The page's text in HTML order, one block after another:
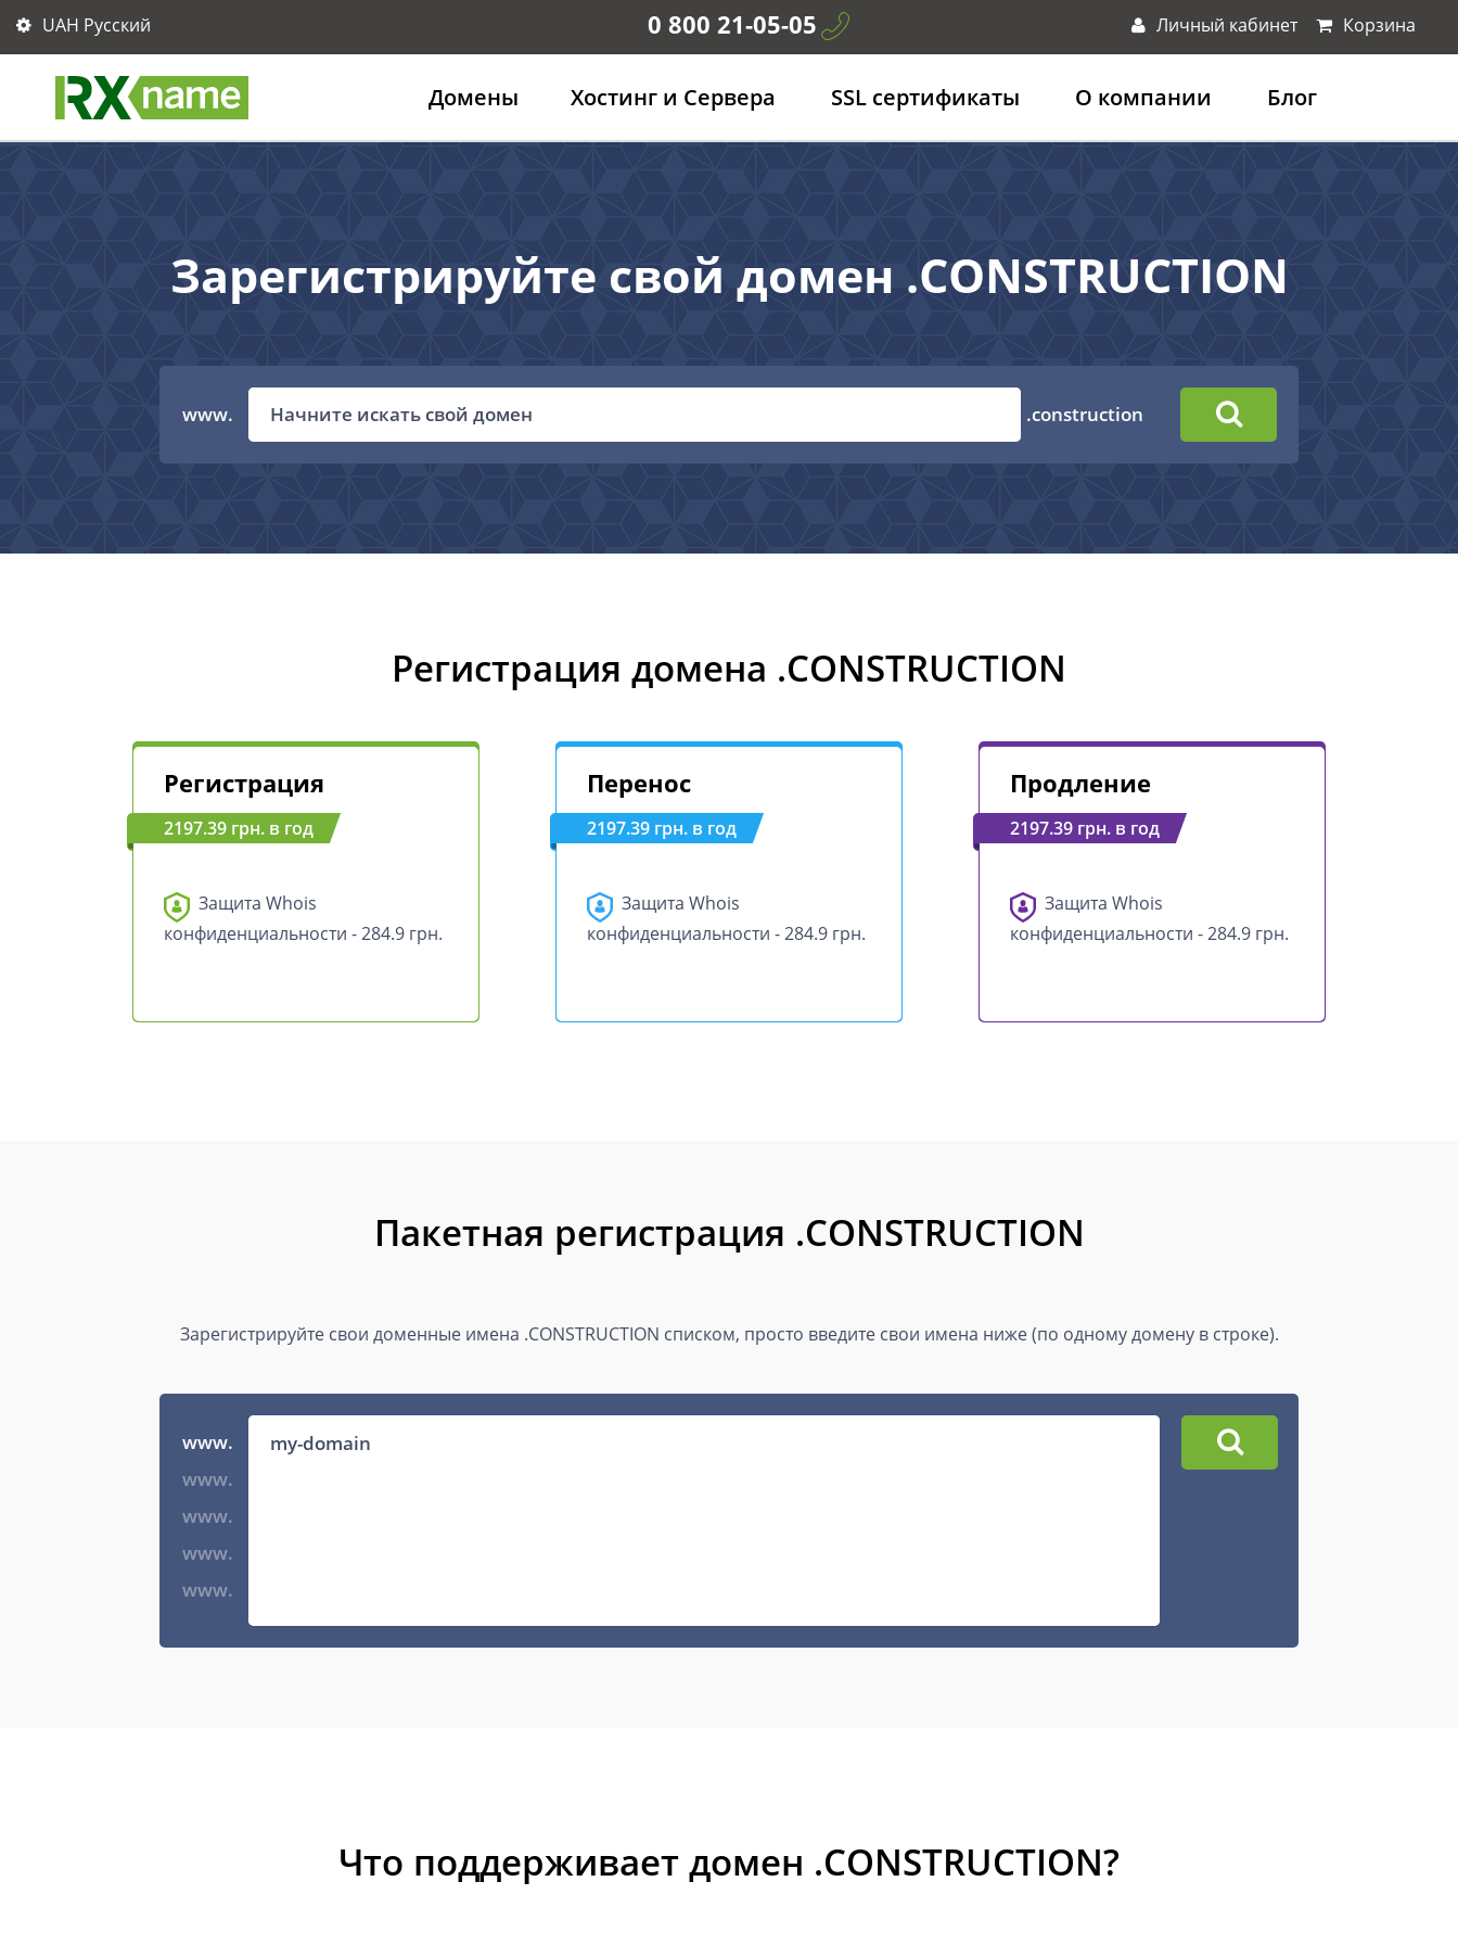
UAH Русский 0 800 21-05-05 Личный кабинет Корзина
Домены Хостинг и Сервера SSL сертификаты О компании Блог
Зарегистрируйте свой домен .CONSTRUCTION
www. .construction
Регистрация домена .CONSTRUCTION
Регистрация
2197.39 грн. в год
Защита Whois
конфиденциальности - 284.9 грн.
Перенос
2197.39 грн. в год
Защита Whois
конфиденциальности - 284.9 грн.
Продление
2197.39 грн. в год
Защита Whois
конфиденциальности - 284.9 грн.
Пакетная регистрация .CONSTRUCTION
Зарегистрируйте свои доменные имена .CONSTRUCTION списком, просто введите свои имена ниже (по одному домену в строке).
www.
www.
www.
www.
www.
Что поддерживает домен .CONSTRUCTION?